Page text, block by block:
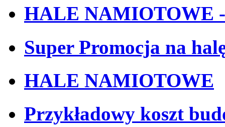
HALE NAMIOTOWE -
Super Promocja na
HALE NAMIOTOWE
Przykładowy koszt